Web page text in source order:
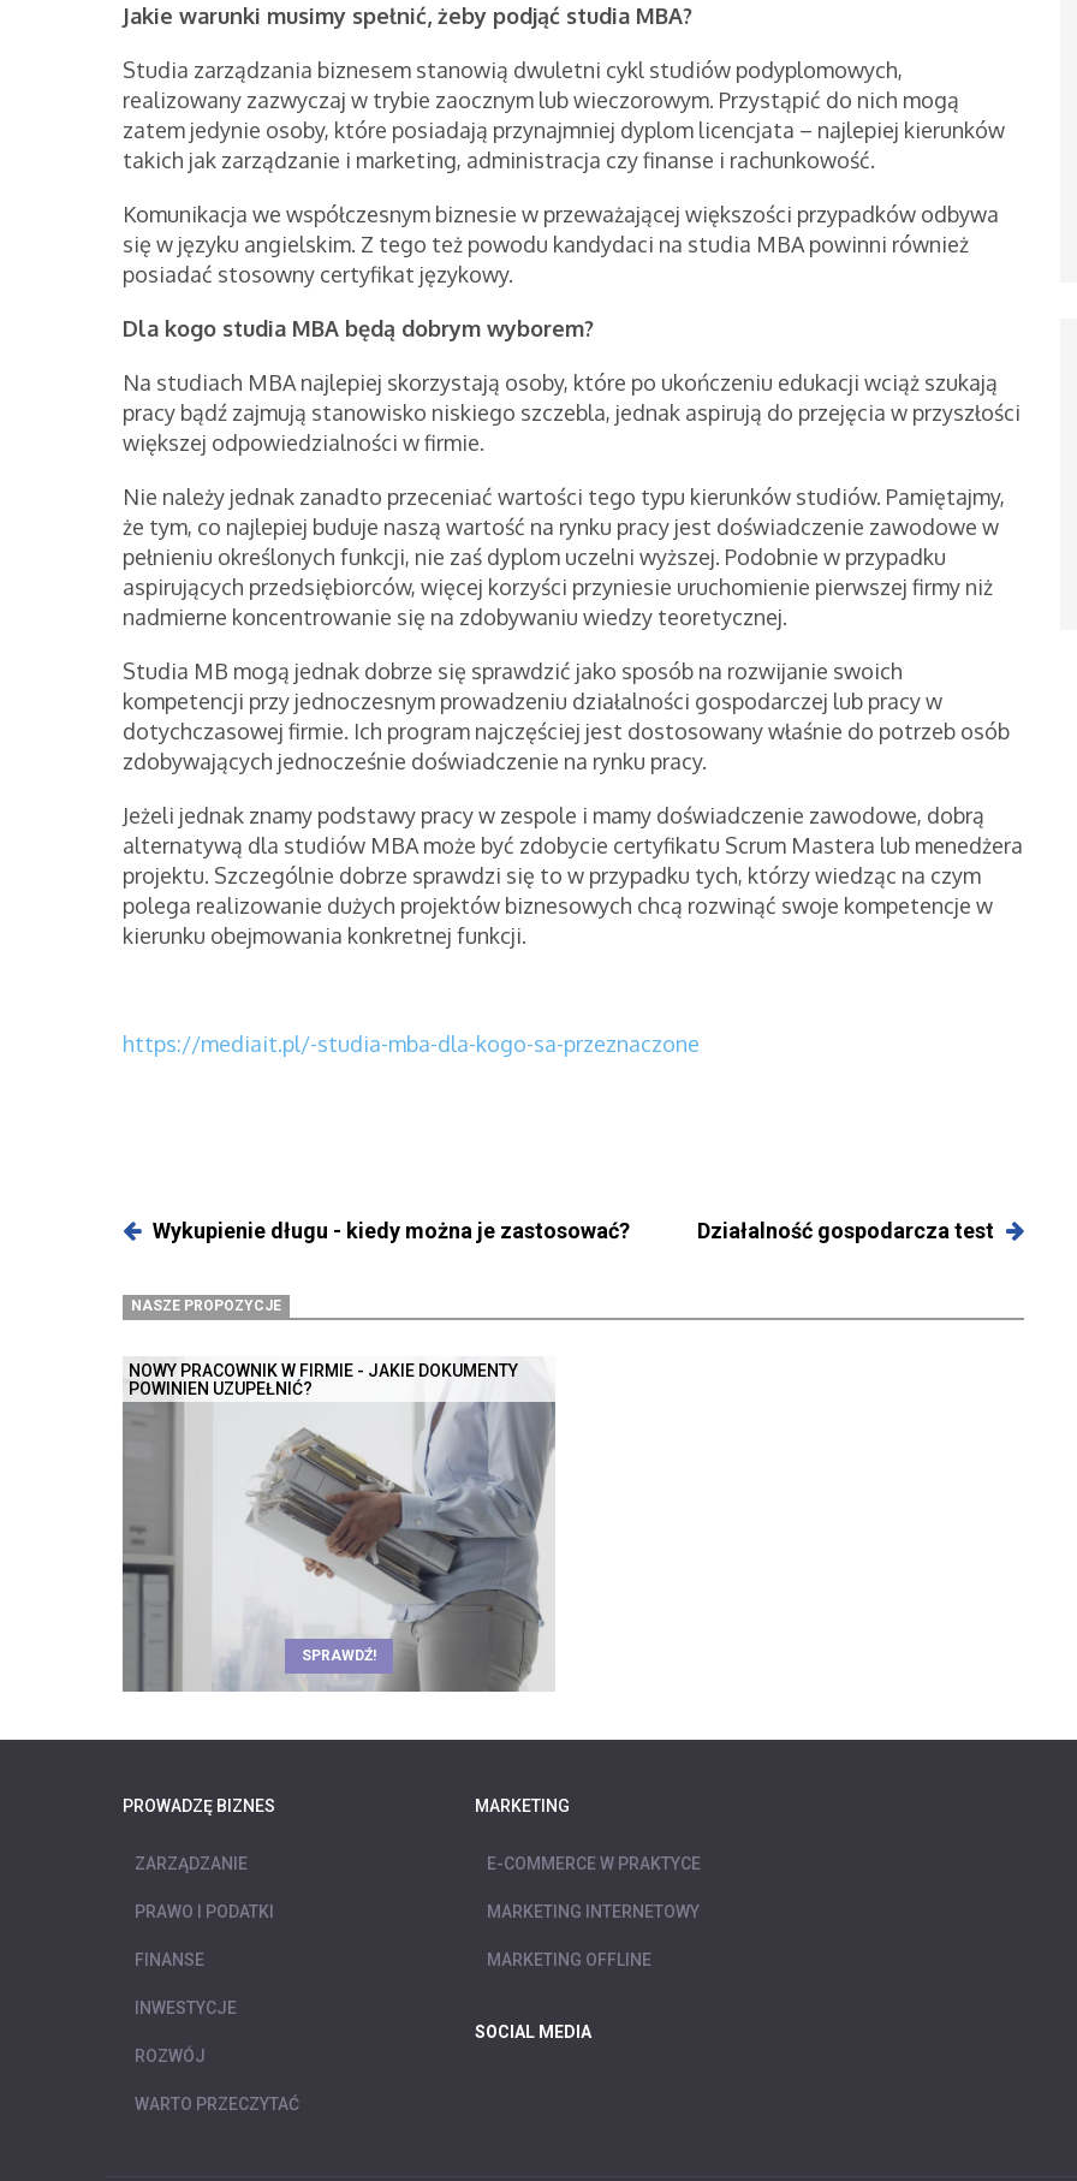
Jakie warunki musimy spełnić, żeby podjąć studia MBA?
Studia zarządzania biznesem stanowią dwuletni cykl studiów podyplomowych,
realizowany zazwyczaj w trybie zaocznym lub wieczorowym. Przystąpić do nich mogą
zatem jedynie osoby, które posiadają przynajmniej dyplom licencjata – najlepiej kierunków
takich jak zarządzanie i marketing, administracja czy finanse i rachunkowość.
Komunikacja we współczesnym biznesie w przeważającej większości przypadków odbywa
się w języku angielskim. Z tego też powodu kandydaci na studia MBA powinni również
posiadać stosowny certyfikat językowy.
Dla kogo studia MBA będą dobrym wyborem?
Na studiach MBA najlepiej skorzystają osoby, które po ukończeniu edukacji wciąż szukają
pracy bądź zajmują stanowisko niskiego szczebla, jednak aspirują do przejęcia w przyszłości
większej odpowiedzialności w firmie.
Nie należy jednak zanadto przeceniać wartości tego typu kierunków studiów. Pamiętajmy,
że tym, co najlepiej buduje naszą wartość na rynku pracy jest doświadczenie zawodowe w
pełnieniu określonych funkcji, nie zaś dyplom uczelni wyższej. Podobnie w przypadku
aspirujących przedsiębiorców, więcej korzyści przyniesie uruchomienie pierwszej firmy niż
nadmierne koncentrowanie się na zdobywaniu wiedzy teoretycznej.
Studia MB mogą jednak dobrze się sprawdzić jako sposób na rozwijanie swoich
kompetencji przy jednoczesnym prowadzeniu działalności gospodarczej lub pracy w
dotychczasowej firmie. Ich program najczęściej jest dostosowany właśnie do potrzeb osób
zdobywających jednocześnie doświadczenie na rynku pracy.
Jeżeli jednak znamy podstawy pracy w zespole i mamy doświadczenie zawodowe, dobrą
alternatywą dla studiów MBA może być zdobycie certyfikatu Scrum Mastera lub menedżera
projektu. Szczególnie dobrze sprawdzi się to w przypadku tych, którzy wiedząc na czym
polega realizowanie dużych projektów biznesowych chcą rozwinąć swoje kompetencje w
kierunku obejmowania konkretnej funkcji.
https://mediait.pl/-studia-mba-dla-kogo-sa-przeznaczone
Wykupienie długu - kiedy można je zastosować? Działalność gospodarcza test
NASZE PROPOZYCJE
NOWY PRACOWNIK W FIRMIE - JAKIE DOKUMENTY
POWINIEN UZUPEŁNIĆ?
SPRAWDŹ!
PROWADZĘ BIZNES
ZARZĄDZANIE
PRAWO I PODATKI
FINANSE
INWESTYCJE
ROZWÓJ
WARTO PRZECZYTAĆ
MARKETING
E-COMMERCE W PRAKTYCE
MARKETING INTERNETOWY
MARKETING OFFLINE
SOCIAL MEDIA